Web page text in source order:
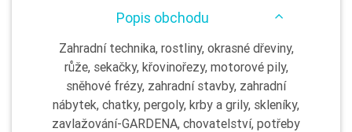
Popis obchodu
Zahradní technika, rostliny, okrasné dřeviny,
růže, sekačky, křovinořezy, motorové pily,
sněhové frézy, zahradní stavby, zahradní
nábytek, chatky, pergoly, krby a grily, skleníky,
zavlažování-GARDENA, chovatelství, potřeby